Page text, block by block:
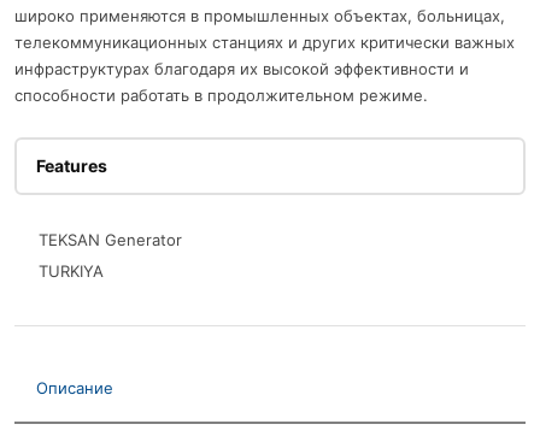
широко применяются в промышленных объектах, больницах,
телекоммуникационных станциях и других критически важных
инфраструктурах благодаря их высокой эффективности и
способности работать в продолжительном режиме.
Features
TEKSAN Generator
TURKIYA
Описание